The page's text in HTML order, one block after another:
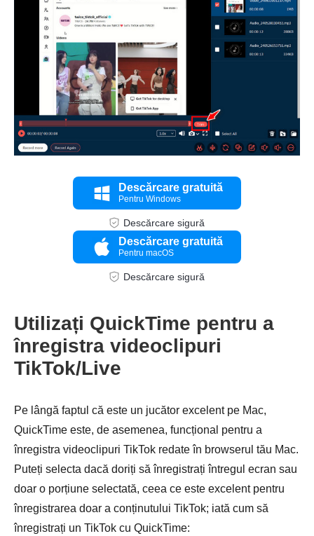
Descărcare gratuită
Pentru Windows
Descărcare sigură
Descărcare gratuită
Pentru macOS
Descărcare sigură
Utilizați QuickTime pentru a
înregistra videoclipuri
TikTok/Live
Pe lângă faptul că este un jucător excelent pe Mac,
QuickTime este, de asemenea, funcțional pentru a
înregistra videoclipuri TikTok redate în browserul tău Mac.
Puteți selecta dacă doriți să înregistrați întregul ecran sau
doar o porțiune selectată, ceea ce este excelent pentru
înregistrarea doar a conținutului TikTok; iată cum să
înregistrați un TikTok cu QuickTime: